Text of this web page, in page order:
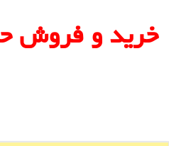
خرید و فروش